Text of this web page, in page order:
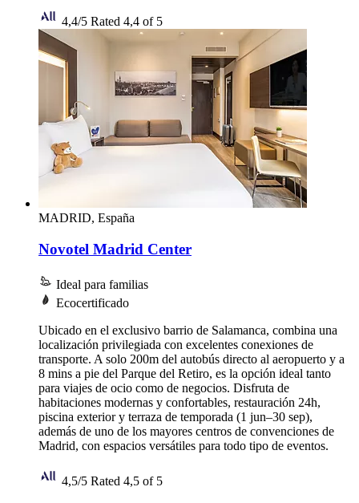
4,4/5 Rated 4,4 of 5
MADRID, España
Novotel Madrid Center
Ideal para familias
Ecocertificado
Ubicado en el exclusivo barrio de Salamanca, combina una
localización privilegiada con excelentes conexiones de
transporte. A solo 200m del autobús directo al aeropuerto y a
8 mins a pie del Parque del Retiro, es la opción ideal tanto
para viajes de ocio como de negocios. Disfruta de
habitaciones modernas y confortables, restauración 24h,
piscina exterior y terraza de temporada (1 jun–30 sep),
además de uno de los mayores centros de convenciones de
Madrid, con espacios versátiles para todo tipo de eventos.
4,5/5 Rated 4,5 of 5